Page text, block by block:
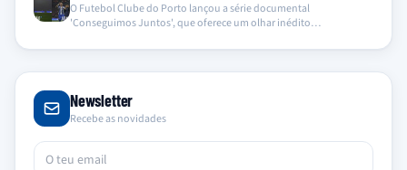
O Futebol Clube do Porto lançou a série documental
'Conseguimos Juntos', que oferece um olhar inédito…
Newsletter
Recebe as novidades